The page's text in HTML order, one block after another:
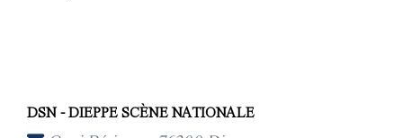
DSN - DIEPPE SCÈNE NATIONALE